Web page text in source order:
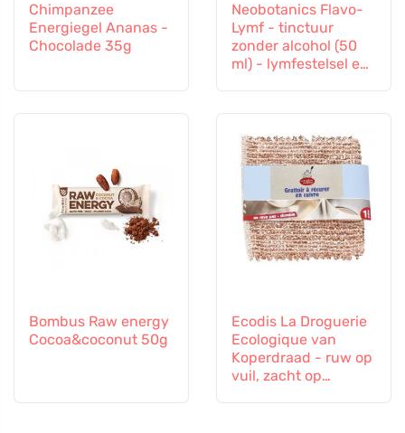
Chimpanzee
Energiegel Ananas -
Chocolade 35g
Neobotanics Flavo-
Lymf - tinctuur
zonder alcohol (50
ml) - lymfestelsel en
Bombus Raw energy
Cocoa&coconut 50g
Ecodis La Droguerie
Ecologique van
Koperdraad - ruw op
vuil, zacht op